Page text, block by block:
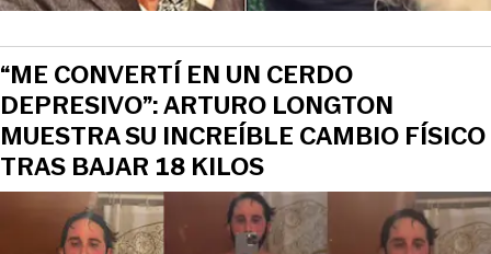
“ME CONVERTÍ EN UN CERDO
DEPRESIVO”: ARTURO LONGTON
MUESTRA SU INCREÍBLE CAMBIO FÍSICO
TRAS BAJAR 18 KILOS